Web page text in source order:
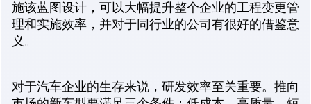
施该蓝图设计，可以大幅提升整个企业的工程变更管
理和实施效率，并对于同行业的公司有很好的借鉴意
义。
对于汽车企业的生存来说，研发效率至关重要。推向